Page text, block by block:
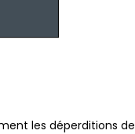
les déperditions de